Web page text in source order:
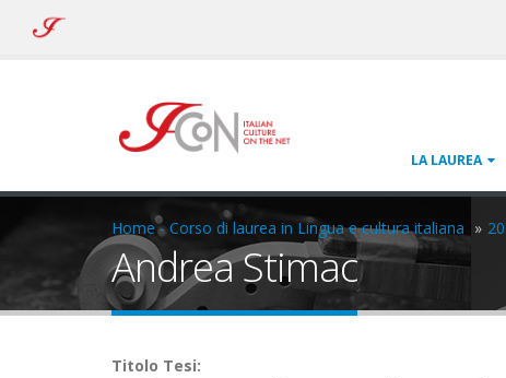
ICoN
LA LAUREA
Home - Corso di laurea in Lingua e cultura italiana
Andrea Stimac
Titolo Tesi: